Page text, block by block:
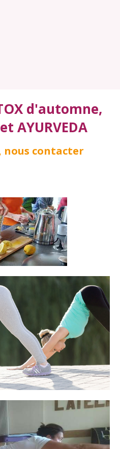
d'automne,
AYURVEDA
nous contacter